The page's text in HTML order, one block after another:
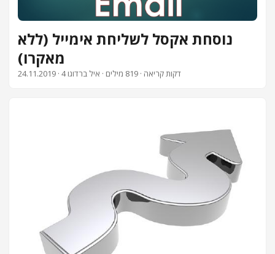
צור קשר
נוסחת אקסל לשליחת אימייל (ללא
מאקרו)
24.11.2019 · 4 דקות קריאה · 819 מילים · איל ברדוגו